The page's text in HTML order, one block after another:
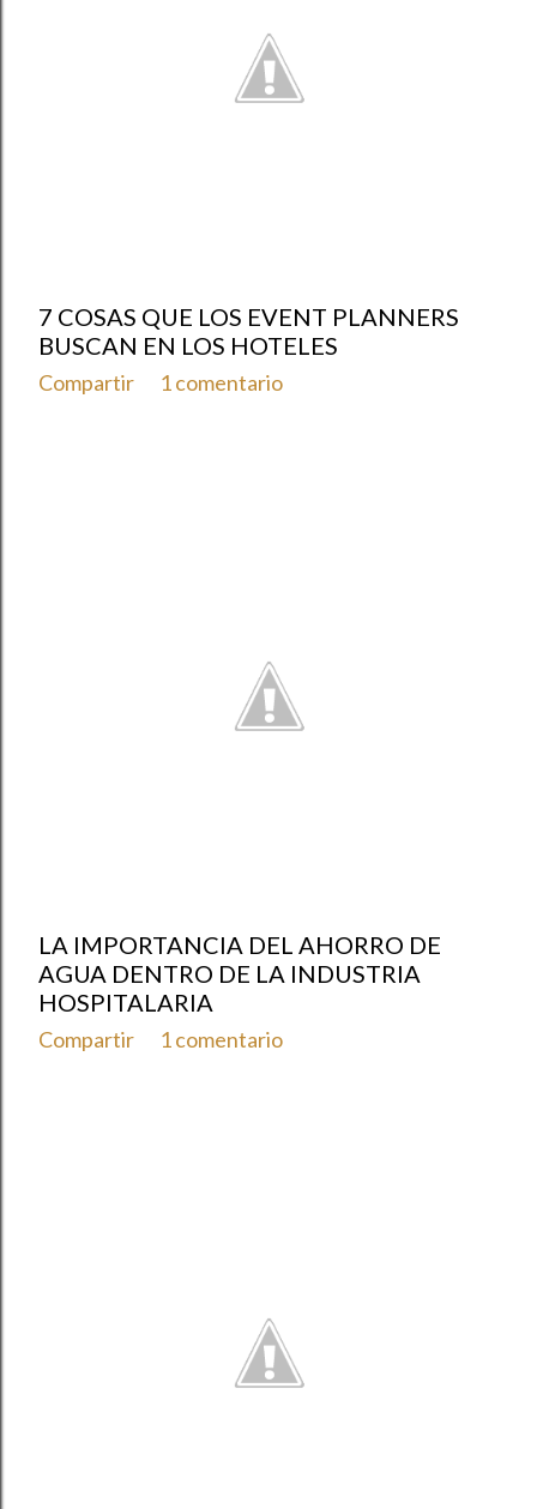
7 COSAS QUE LOS EVENT PLANNERS
BUSCAN EN LOS HOTELES
Compartir 1 comentario
LA IMPORTANCIA DEL AHORRO DE
AGUA DENTRO DE LA INDUSTRIA
HOSPITALARIA
Compartir 1 comentario